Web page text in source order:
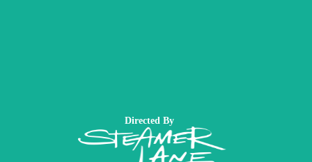
Directed By